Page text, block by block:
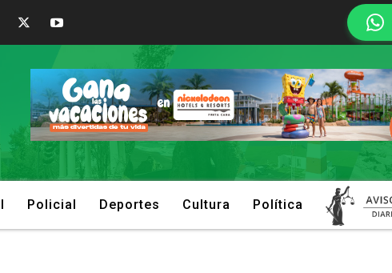
Policial Deportes Cultura Política